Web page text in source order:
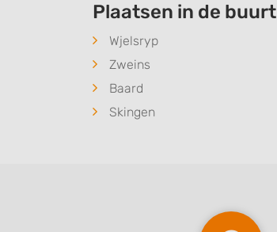
Plaatsen in de buurt
Wjelsryp
Zweins
Baard
Skingen